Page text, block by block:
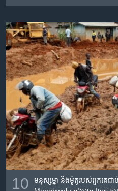
10
មនុស្ស​ម្នា និង​ម៉ូតូ​របស់​ពួកគេ​ជាប់​